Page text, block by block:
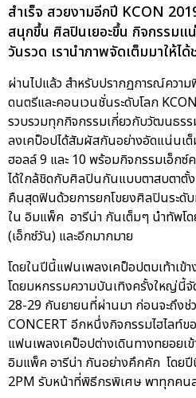
สำเร็จ สวยงามอีกปี KCON
สนุกขึ้น ศิลปินเยอะขึ้น กิจกรรม
วันรวด เรานำภาพจัดเต็มมาให้ไ
ผ่านไปแล้ว สำหรับปรากฏการณ์ควา
ดนตรีและคอนเวนชั่นระดับโลก
รวบรวมทุกกิจกรรมเกี่ยวกับวัฒนธร
ลงเคป็อปได้สัมผัสกันอย่างอัดแน่น
ฮอลล์ 9 และ 10 พร้อมกิจกรรมเอ็ก
ได้ใกล้ชิดกับศิลปินกันแบบตาสบตาตั้
คืนสุดฟินด้วยการยกโขยงศิลปินระดั
ใน อิมแพ็ค อารีน่า กันเต็มๆ นำทัพโด
(เอ็กซ์วัน) และอีกมากมาย
โดยในปีนี้แฟนเพลงเคป็อปตบเท้าเ
โดยมหกรรมความบันเทิงครั้งใหญ่นี้จั
28-29 กันยายนที่ผ่านมา ก่อนจะถึง
CONCERT อีกหนึ่งกิจกรรมไฮไลท์ข
แฟนเพลงเคป็อปต่างเดินทางทยอยเ
อิมแพ็ค อารีน่า กันอย่างคึกคัก โด
2PM รับหน้าที่พิธีกรพิเศษ พาทุก